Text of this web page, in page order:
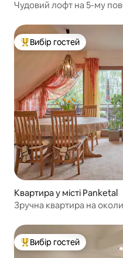
Чудовий лофт на 5-му
Топ вибір гостей
Вибір гостей
Квартира у місті Panketal
Зручна квартира на
Топ вибір гостей
Вибір гостей